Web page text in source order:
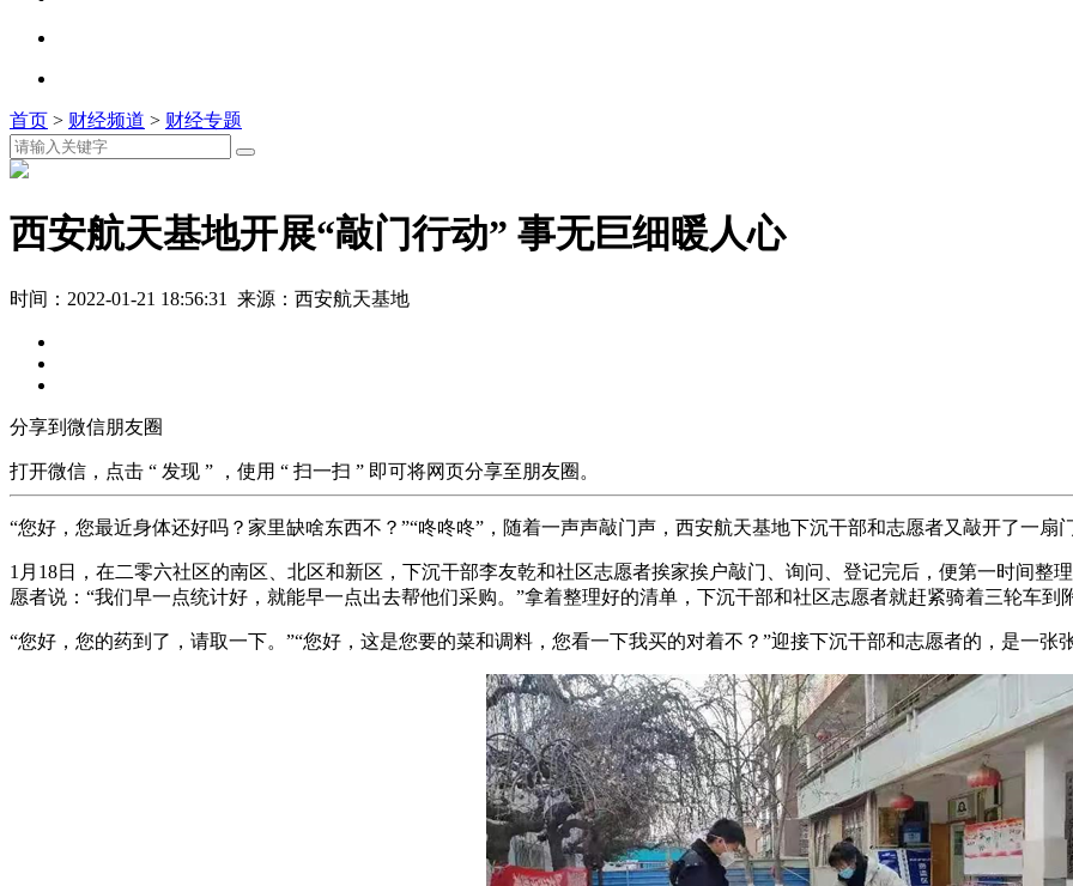
首页 > 财经频道 > 财经专题
西安航天基地开展“敲门行动” 事无巨细暖人心
时间：2022-01-21 18:56:31 来源：西安航天基地
分享到微信朋友圈
打开微信，点击 “ 发现 ” ，使用 “ 扫一扫 ” 即可将网页分享至朋友圈。
“您好，您最近身体还好吗？家里缺啥东西不？”“咚咚咚”，随着一声声敲门声，西安航天基地下沉干部和志愿者又敲开了一扇
1月18日，在二零六社区的南区、北区和新区，下沉干部李友乾和社区志愿者挨家挨户敲门、询问、登记完后，便第一时间整
愿者说：“我们早一点统计好，就能早一点出去帮他们采购。”拿着整理好的清单，下沉干部和社区志愿者就赶紧骑着三轮车到
“您好，您的药到了，请取一下。”“您好，这是您要的菜和调料，您看一下我买的对着不？”迎接下沉干部和志愿者的，是一张